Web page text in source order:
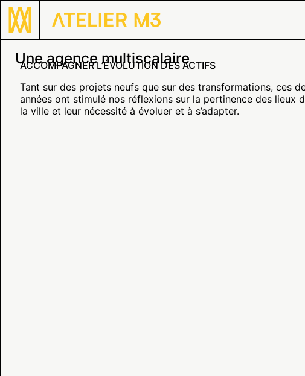
Skip
content
Une agence multiscalaire
ACCOMPAGNER L’ÉVOLUTION DES ACTIFS
Tant sur des projets neufs que sur des transformations, ces
années ont stimulé nos réflexions sur la pertinence des lieux
la ville et leur nécessité à évoluer et à s’adapter.